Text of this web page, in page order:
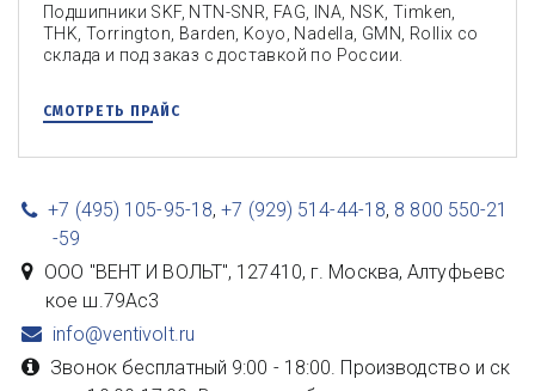
Подшипники SKF, NTN-SNR, FAG, INA, NSK, Timken,
THK, Torrington, Barden, Koyo, Nadella, GMN, Rollix со
склада и под заказ с доставкой по России.
СМОТРЕТЬ ПРАЙС
+7 (495) 105-95-18,+7 (929) 514-44-18, 8 800 550-21
-59
ООО "ВЕНТ И ВОЛЬТ", 127410, г. Москва,Алтуфьевс
кое ш.79Ас3
info@ventivolt.ru
Звонок бесплатный 9:00 - 18:00. Производство и ск